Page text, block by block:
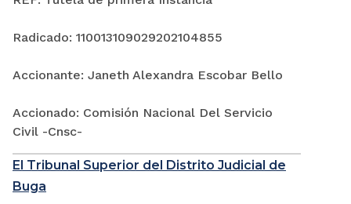
Radicado: 110013109029202104855
Accionante: Janeth Alexandra Escobar Bello
Accionado: Comisión Nacional Del Servicio
Civil -Cnsc-
El Tribunal Superior del Distrito Judicial de
Buga